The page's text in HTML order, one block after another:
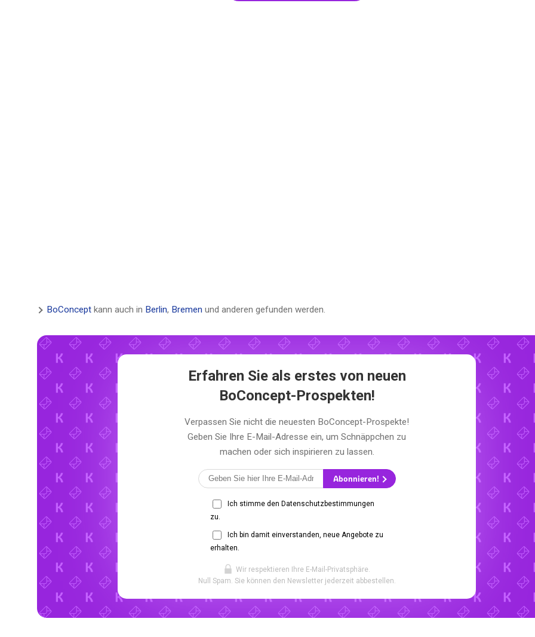
BoConcept kann auch in Berlin, Bremen und anderen gefunden werden.
Erfahren Sie als erstes von neuen
BoConcept-Prospekten!
Verpassen Sie nicht die neuesten BoConcept-Prospekte!
Geben Sie Ihre E-Mail-Adresse ein, um Schnäppchen zu
machen oder sich inspirieren zu lassen.
Abonnieren!
Ich stimme den Datenschutzbestimmungen
zu.
Ich bin damit einverstanden, neue Angebote zu
erhalten.
Wir respektieren Ihre E-Mail-Privatsphäre.
Null Spam. Sie können den Newsletter jederzeit abbestellen.